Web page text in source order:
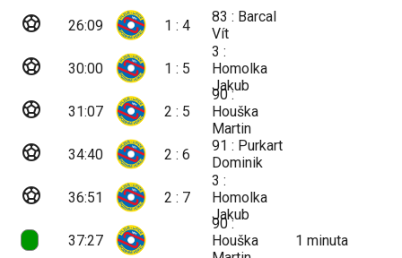
sports_soccer 26:09 1 : 4
83 : Barcal
Vít
sports_soccer 30:00 1 : 5
3 :
Homolka
Jakub
sports_soccer 31:07 2 : 5
90 :
Houška
Martin
sports_soccer 34:40 2 : 6
91 : Purkart
Dominik
sports_soccer 36:51 2 : 7
3 :
Homolka
Jakub
37:27
90 :
Houška
1minuta